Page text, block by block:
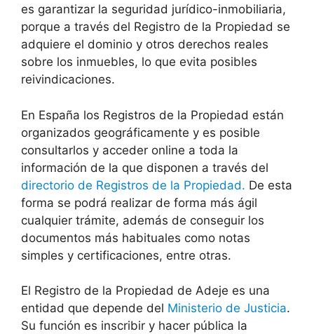
es garantizar la seguridad jurídico-inmobiliaria,
porque a través del Registro de la Propiedad se
adquiere el dominio y otros derechos reales
sobre los inmuebles, lo que evita posibles
reivindicaciones.
En España los Registros de la Propiedad están
organizados geográficamente y es posible
consultarlos y acceder online a toda la
información de la que disponen a través del
directorio de Registros de la Propiedad. De esta
forma se podrá realizar de forma más ágil
cualquier trámite, además de conseguir los
documentos más habituales como notas
simples y certificaciones, entre otras.
El Registro de la Propiedad de Adeje es una
entidad que depende del Ministerio de Justicia.
Su función es inscribir y hacer pública la